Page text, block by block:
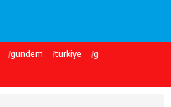
gündem türkiye galatasaray